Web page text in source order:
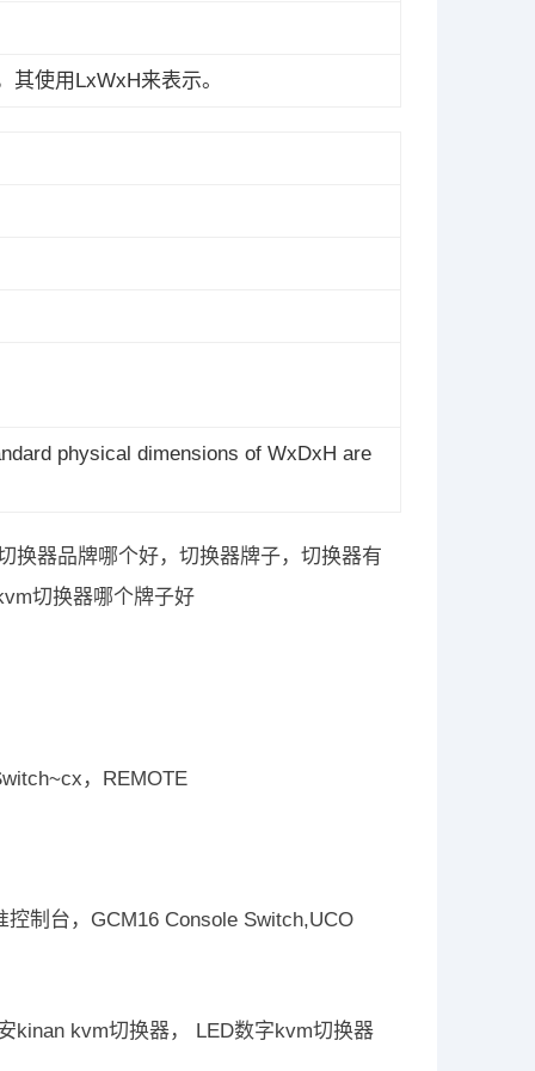
使用LxWxH来表示。
physical dimensions of WxDxH are
换器品牌哪个好，切换器牌子，切换器有
切换器哪个牌子好
，REMOTE
制台，GCM16 Console Switch,UCO
kinan kvm切换器， LED数字kvm切换器